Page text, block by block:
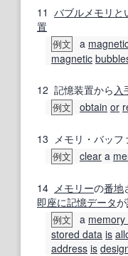
11 バブルメモリ と
置
例文 a
magnetic
12 記憶装置から 入
例文 obtain or
13 メモリ・バッフ
例文 clear a
14 メモリーの番地
即座に記憶データが
例文 a memory
stored data is
address is